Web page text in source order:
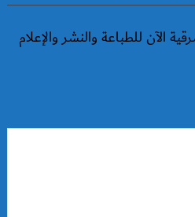
للطباعة والنشر والإعلام